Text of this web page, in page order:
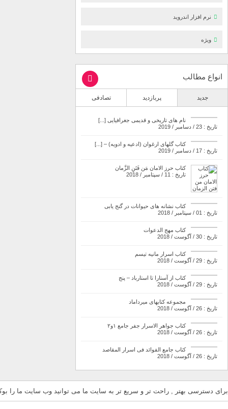
نرم افزار اندروید
ویژه
انواع مطالب
جدید پربازدید تصادفی
نام های تاریخی و قدیمی جغرافیایی [...]
تاریخ : 23 / دسامبر / 2019
کتاب گلهای ارغوان (ادعیه و ادویه) – [...]
تاریخ : 17 / دسامبر / 2019
کتاب حرز الامان مَن فَتَنِ الزَّمان
تاریخ : 11 / سپتامبر / 2018
کتاب نشانه های حیوانات در گنج یابی
تاریخ : 01 / سپتامبر / 2018
کتاب مهج الدعوات
تاریخ : 30 / آگوست / 2018
کتاب اسرار مانیه تیسم
تاریخ : 29 / آگوست / 2018
کتاب از آستارا تا استارباد – پنج
تاریخ : 29 / آگوست / 2018
مجموعه کتابهای میرداماد
تاریخ : 26 / آگوست / 2018
کتاب جواهر الاسرار جفر جامع ۱و۲
تاریخ : 26 / آگوست / 2018
کتاب جامع الفوائد فی اسرار المقاصد
تاریخ : 26 / آگوست / 2018
برای دسترسی بهتر , راحت تر و سریع تر به سایت ما می توانید وب سایت ما را